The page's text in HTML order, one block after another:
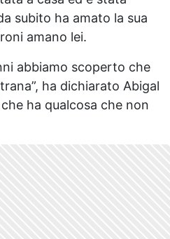
subito ha amato la sua
amano lei.
abbiamo scoperto che
ha dichiarato Abigal
ha qualcosa che non